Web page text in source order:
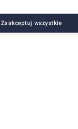
Zaakceptuj wszystkie